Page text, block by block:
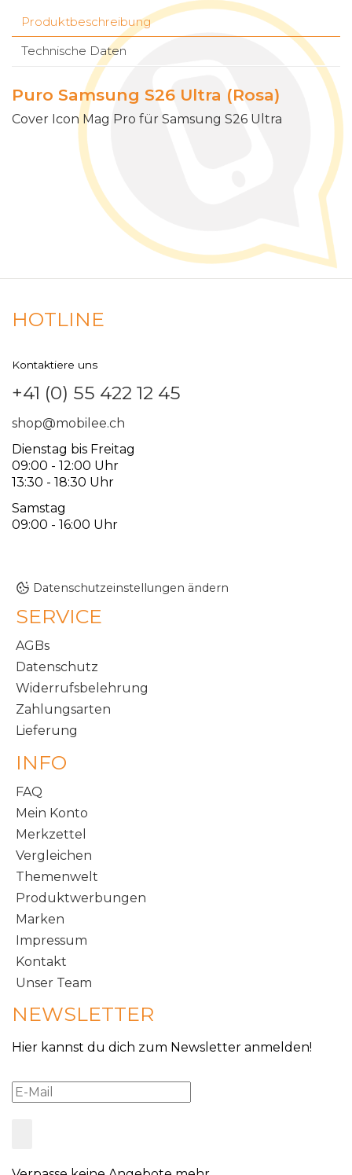
Produktbeschreibung
Technische Daten
Puro Samsung S26 Ultra (Rosa)
Cover Icon Mag Pro für Samsung S26 Ultra
HOTLINE
Kontaktiere uns
+41 (0) 55 422 12 45
shop@mobilee.ch
Dienstag bis Freitag
09:00 - 12:00 Uhr
13:30 - 18:30 Uhr
Samstag
09:00 - 16:00 Uhr
Datenschutzeinstellungen ändern
SERVICE
AGBs
Datenschutz
Widerrufsbelehrung
Zahlungsarten
Lieferung
INFO
FAQ
Mein Konto
Merkzettel
Vergleichen
Themenwelt
Produktwerbungen
Marken
Impressum
Kontakt
Unser Team
NEWSLETTER
Hier kannst du dich zum Newsletter anmelden!